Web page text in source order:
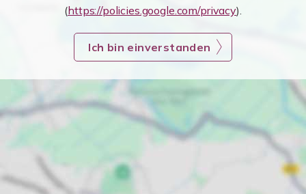
(https://policies.google.com/privacy).
Ich bin einverstanden